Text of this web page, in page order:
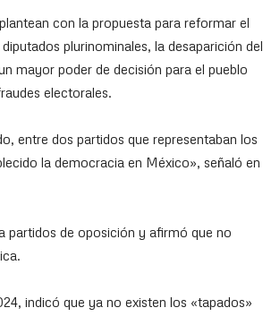
con la propuesta para reformar el
plurinominales, la desaparición del
mayor poder de decisión para el pueblo
electorales.
entre dos partidos que representaban los
la democracia en México», señaló en
partidos de oposición y afirmó que no
indicó que ya no existen los «tapados»